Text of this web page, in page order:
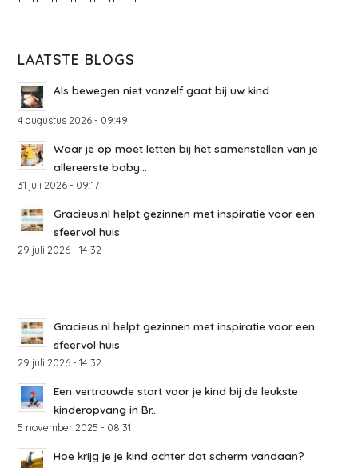
LAATSTE BLOGS
Als bewegen niet vanzelf gaat bij uw kind
4 augustus 2026 - 09:49
Waar je op moet letten bij het samenstellen van je
allereerste baby...
31 juli 2026 - 09:17
Gracieus.nl helpt gezinnen met inspiratie voor een
sfeervol huis
29 juli 2026 - 14:32
Gracieus.nl helpt gezinnen met inspiratie voor een
sfeervol huis
29 juli 2026 - 14:32
Een vertrouwde start voor je kind bij de leukste
kinderopvang in Br...
5 november 2025 - 08:31
Hoe krijg je je kind achter dat scherm vandaan?